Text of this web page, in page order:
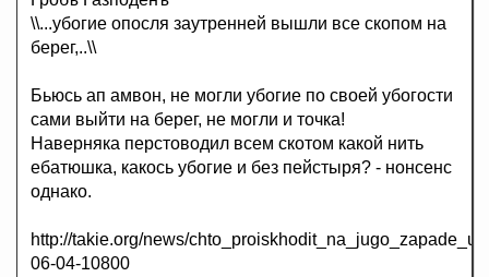
\\...убогие опосля заутренней вышли все скопом на
берег,..\\
Бьюсь ап амвон, не могли убогие по своей убогости
сами выйти на берег, не могли и точка!
Наверняка перстоводил всем скотом какой нить
ебатюшка, какось убогие и без пейстыря? - нонсенс
однако.
http://takie.org/news/
06-04-10800